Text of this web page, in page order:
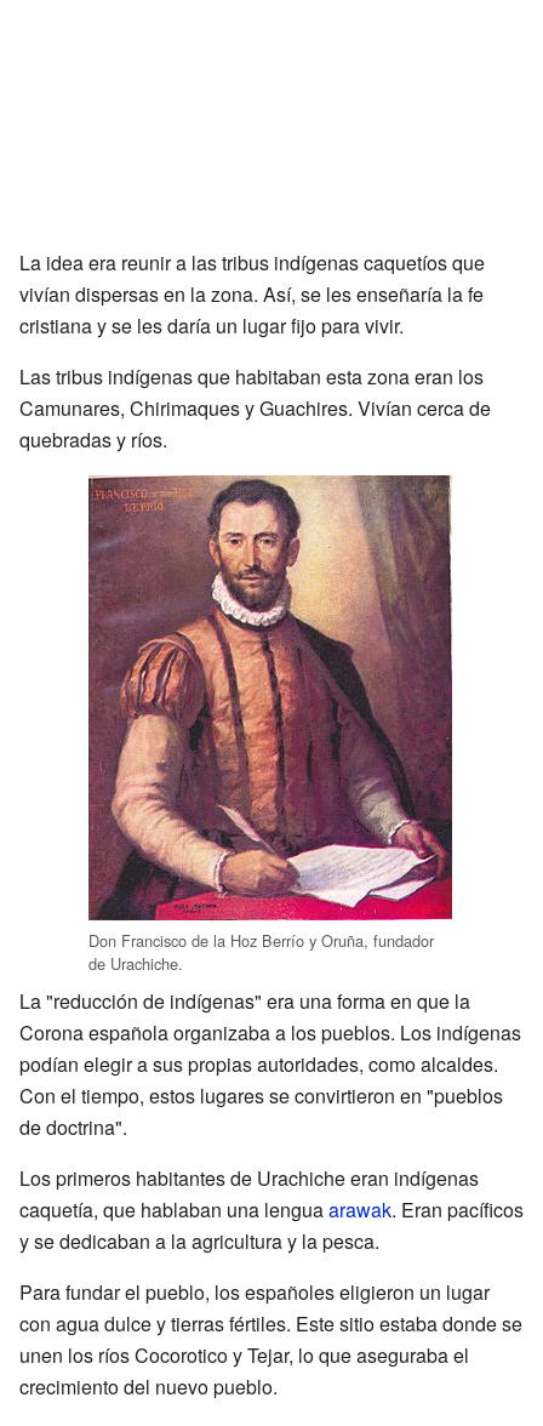
La idea era reunir a las tribus indígenas caquetíos que
vivían dispersas en la zona. Así, se les enseñaría la fe
cristiana y se les daría un lugar fijo para vivir.
Las tribus indígenas que habitaban esta zona eran los
Camunares, Chirimaques y Guachires. Vivían cerca de
quebradas y ríos.
Don Francisco de la Hoz Berrío y Oruña, fundador
de Urachiche.
La "reducción de indígenas" era una forma en que la
Corona española organizaba a los pueblos. Los indígenas
podían elegir a sus propias autoridades, como alcaldes.
Con el tiempo, estos lugares se convirtieron en "pueblos
de doctrina".
Los primeros habitantes de Urachiche eran indígenas
caquetía, que hablaban una lenguaarawak. Eran pacíficos
y se dedicaban a la agricultura y la pesca.
Para fundar el pueblo, los españoles eligieron un lugar
con agua dulce y tierras fértiles. Este sitio estaba donde se
unen los ríos Cocorotico y Tejar, lo que aseguraba el
crecimiento del nuevo pueblo.